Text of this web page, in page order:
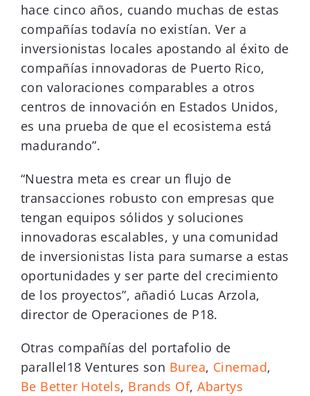
hace cinco años, cuando muchas de estas
compañías todavía no existían. Ver a
inversionistas locales apostando al éxito de
compañías innovadoras de Puerto Rico,
con valoraciones comparables a otros
centros de innovación en Estados Unidos,
es una prueba de que el ecosistema está
madurando”.
“Nuestra meta es crear un flujo de
transacciones robusto con empresas que
tengan equipos sólidos y soluciones
innovadoras escalables, y una comunidad
de inversionistas lista para sumarse a estas
oportunidades y ser parte del crecimiento
de los proyectos”, añadió Lucas Arzola,
director de Operaciones de P18.
Otras compañías del portafolio de
parallel18 Ventures son Burea, Cinemad,
Be Better Hotels, Brands Of,Abartys